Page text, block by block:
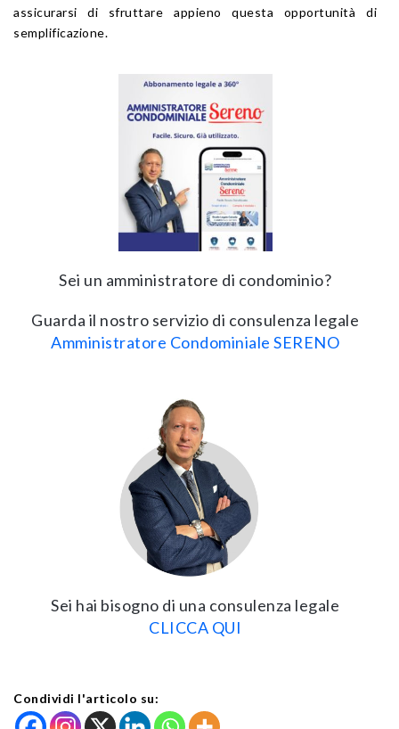
assicurarsi di sfruttare appieno questa opportunità di
semplificazione.
Sei un amministratore di condominio?
Guarda il nostro servizio di consulenza legale
Amministratore Condominiale SERENO
Sei hai bisogno di una consulenza legale
CLICCA QUI
Condividi l'articolo su: